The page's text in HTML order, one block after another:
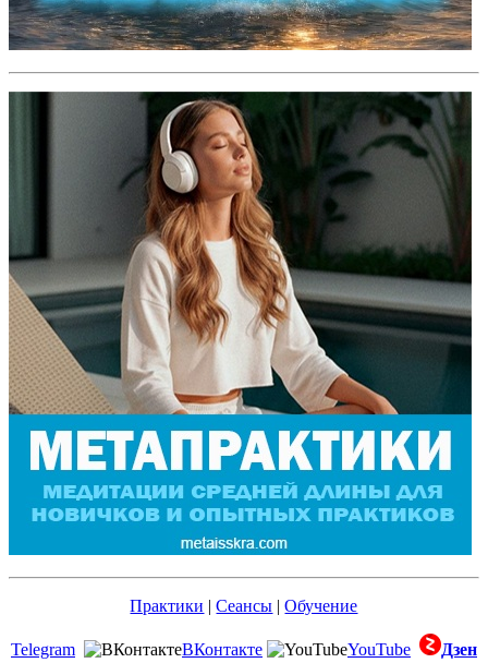
Практики |Сеансы |Обучение
Telegram ВКонтакте YouTube
Дзен